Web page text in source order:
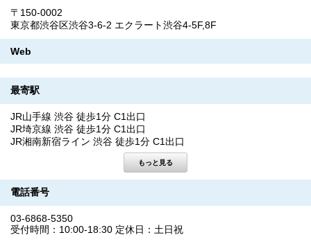
〒150-0002
東京都渋谷区渋谷3-6-2 エクラート渋谷4-5F,8F
Web
最寄駅
JR山手線 渋谷 徒歩1分 C1出口
JR埼京線 渋谷 徒歩1分 C1出口
JR湘南新宿ライン 渋谷 徒歩1分 C1出口
電話番号
03-6868-5350
受付時間：10:00-18:30 定休日：土日祝